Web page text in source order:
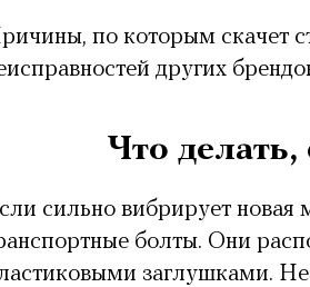
по которым скачет
других
Что делать,
сильно вибрирует новая
болты. Они
заглушками.